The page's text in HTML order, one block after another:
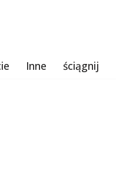
Inne ściągnij